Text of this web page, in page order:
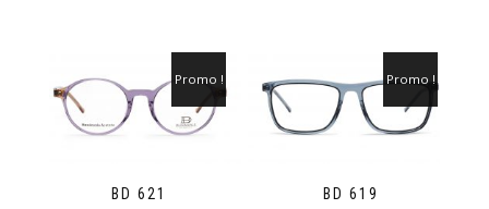
BD 621
Promo !
BD 619
Promo !